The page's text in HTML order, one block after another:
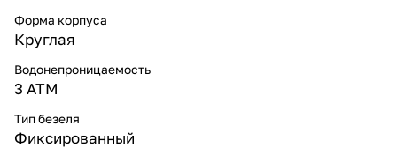
Форма корпуса
Круглая
Водонепроницаемость
3 ATM
Тип безеля
Фиксированный